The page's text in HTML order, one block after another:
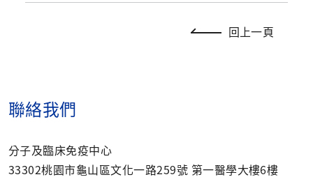
回上一頁
聯絡我們
分子及臨床免疫中心
33302桃園市龜山區文化一路259號 第一醫學大樓6樓